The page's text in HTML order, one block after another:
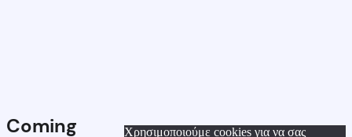
Coming
Χρησιμοποιούμε cookies για να σας